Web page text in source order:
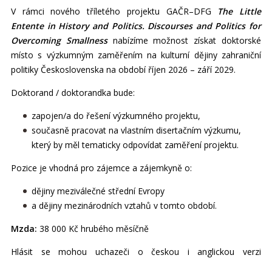
V rámci nového tříletého projektu GAČR–DFG The Little
Entente in History and Politics. Discourses and Politics for
Overcoming Smallnessnabízíme možnost získat doktorské
místo s výzkumným zaměřením na kulturní dějiny zahraniční
politiky Československa na období říjen 2026 – září 2029.
Doktorand / doktorandka bude:
zapojen/a do řešení výzkumného projektu,
současně pracovat na vlastním disertačním výzkumu,
který by měl tematicky odpovídat zaměření projektu.
Pozice je vhodná pro zájemce a zájemkyně o:
dějiny meziválečné střední Evropy
a dějiny mezinárodních vztahů v tomto období.
Mzda: 38 000 Kč hrubého měsíčně
Hlásit se mohou uchazeči o českou i anglickou verzi